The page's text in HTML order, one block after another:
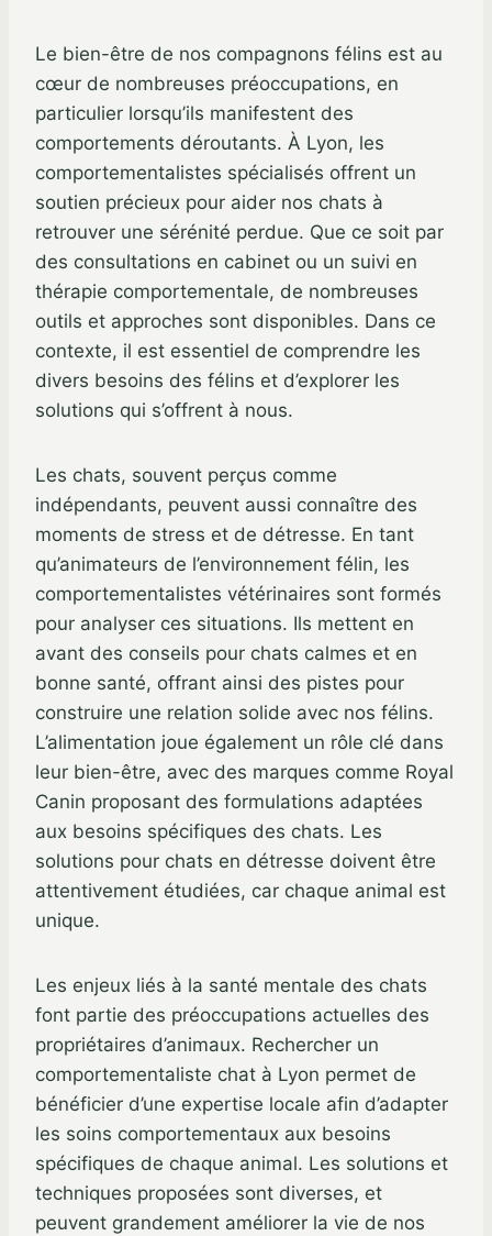
Le bien-être de nos compagnons félins est au
cœur de nombreuses préoccupations, en
particulier lorsqu’ils manifestent des
comportements déroutants. À Lyon, les
comportementalistes spécialisés offrent un
soutien précieux pour aider nos chats à
retrouver une sérénité perdue. Que ce soit par
des consultations en cabinet ou un suivi en
thérapie comportementale, de nombreuses
outils et approches sont disponibles. Dans ce
contexte, il est essentiel de comprendre les
divers besoins des félins et d’explorer les
solutions qui s’offrent à nous.
Les chats, souvent perçus comme
indépendants, peuvent aussi connaître des
moments de stress et de détresse. En tant
qu’animateurs de l’environnement félin, les
comportementalistes vétérinaires sont formés
pour analyser ces situations. Ils mettent en
avant des conseils pour chats calmes et en
bonne santé, offrant ainsi des pistes pour
construire une relation solide avec nos félins.
L’alimentation joue également un rôle clé dans
leur bien-être, avec des marques comme Royal
Canin proposant des formulations adaptées
aux besoins spécifiques des chats. Les
solutions pour chats en détresse doivent être
attentivement étudiées, car chaque animal est
unique.
Les enjeux liés à la santé mentale des chats
font partie des préoccupations actuelles des
propriétaires d’animaux. Rechercher un
comportementaliste chat à Lyon permet de
bénéficier d’une expertise locale afin d’adapter
les soins comportementaux aux besoins
spécifiques de chaque animal. Les solutions et
techniques proposées sont diverses, et
peuvent grandement améliorer la vie de nos